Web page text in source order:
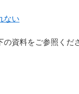
ない
の資料をご参照くだ